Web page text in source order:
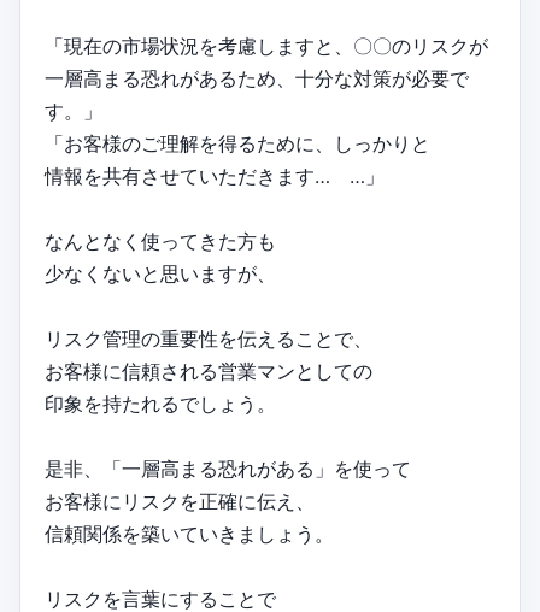
「現在の市場状況を考慮しますと、〇〇のリスクが
一層高まる恐れがあるため、十分な対策が必要で
す。」
「お客様のご理解を得るために、しっかりと
情報を共有させていただきます… …」
なんとなく使ってきた方も
少なくないと思いますが、
リスク管理の重要性を伝えることで、
お客様に信頼される営業マンとしての
印象を持たれるでしょう。
是非、「一層高まる恐れがある」を使って
お客様にリスクを正確に伝え、
信頼関係を築いていきましょう。
リスクを言葉にすることで